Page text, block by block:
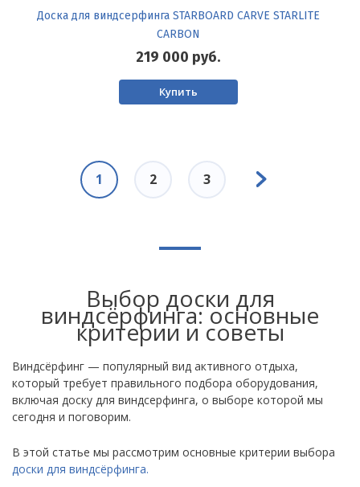
Доска для виндсерфинга STARBOARD CARVE STARLITE
CARBON
219 000 руб.
Купить
Текущая
1 Page
2 Page
3
Следующая
страница
Выбор доски для
виндсёрфинга: основные
критерии и советы
Виндсёрфинг — популярный вид активного отдыха,
который требует правильного подбора оборудования,
включая доску для виндсерфинга, о выборе которой мы
сегодня и поговорим.
В этой статье мы рассмотрим основные критерии выбора
доски для виндсёрфинга.